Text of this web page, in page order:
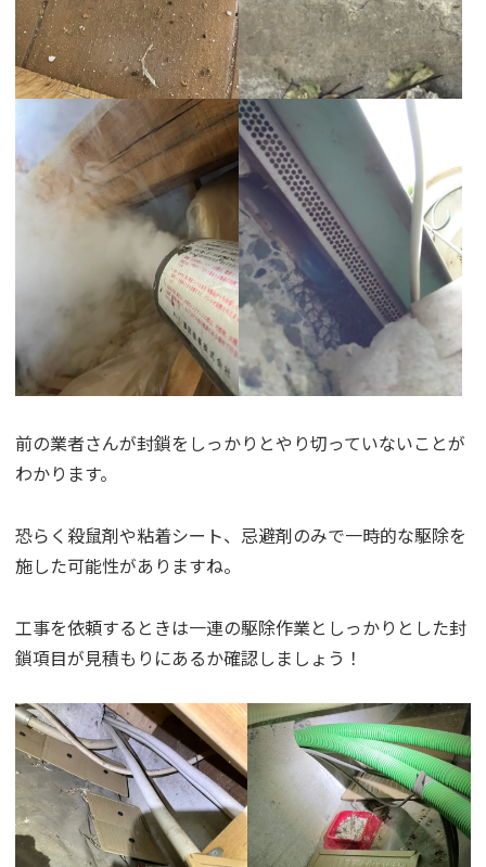
前の業者さんが封鎖をしっかりとやり切っていないことが
わかります。
恐らく殺鼠剤や粘着シート、忌避剤のみで一時的な駆除を
施した可能性がありますね。
工事を依頼するときは一連の駆除作業としっかりとした封
鎖項目が見積もりにあるか確認しましょう！